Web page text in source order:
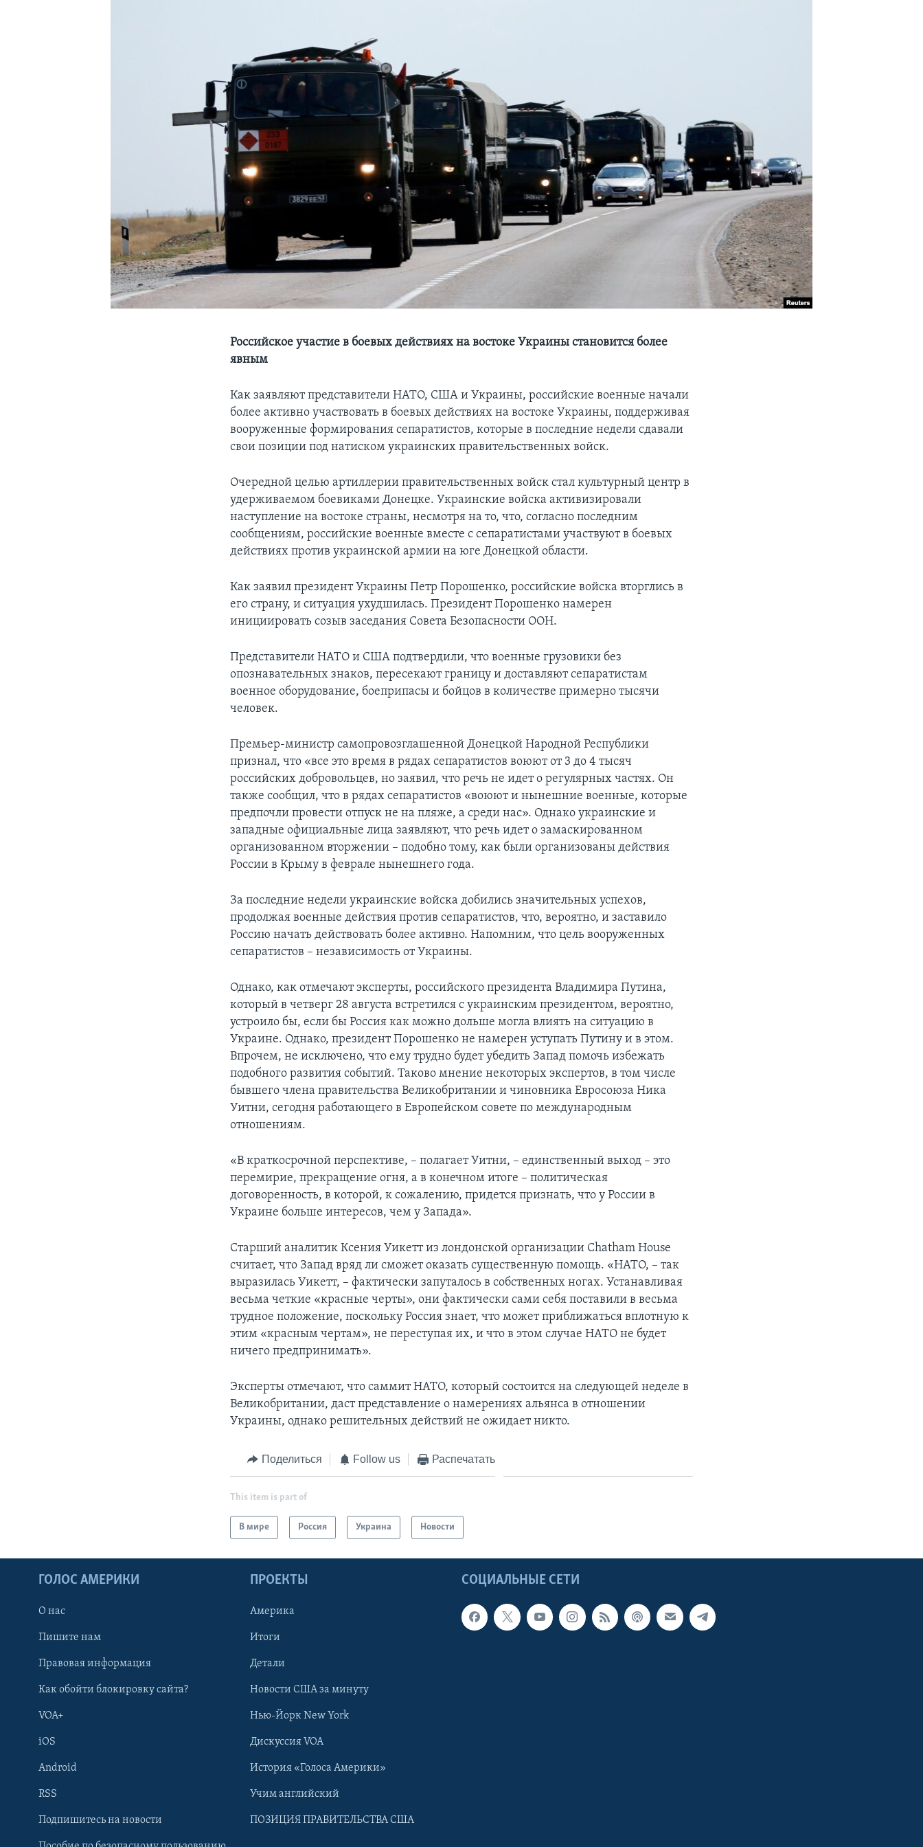
Learning English
Российское участие в боевых действиях на востоке Украины становится более
явным
Как заявляют представители НАТО, США и Украины, российские военные начали
более активно участвовать в боевых действиях на востоке Украины, поддерживая
вооруженные формирования сепаратистов, которые в последние недели сдавали
свои позиции под натиском украинских правительственных войск.
Очередной целью артиллерии правительственных войск стал культурный центр в
удерживаемом боевиками Донецке. Украинские войска активизировали
наступление на востоке страны, несмотря на то, что, согласно последним
сообщениям, российские военные вместе с сепаратистами участвуют в боевых
действиях против украинской армии на юге Донецкой области.
Как заявил президент Украины Петр Порошенко, российские войска вторглись в
его страну, и ситуация ухудшилась. Президент Порошенко намерен
инициировать созыв заседания Совета Безопасности ООН.
Представители НАТО и США подтвердили, что военные грузовики без
опознавательных знаков, пересекают границу и доставляют сепаратистам
военное оборудование, боеприпасы и бойцов в количестве примерно тысячи
человек.
Премьер-министр самопровозглашенной Донецкой Народной Республики
признал, что «все это время в рядах сепаратистов воюют от 3 до 4 тысяч
российских добровольцев, но заявил, что речь не идет о регулярных частях. Он
также сообщил, что в рядах сепаратистов «воюют и нынешние военные, которые
предпочли провести отпуск не на пляже, а среди нас». Однако украинские и
западные официальные лица заявляют, что речь идет о замаскированном
организованном вторжении – подобно тому, как были организованы действия
России в Крыму в феврале нынешнего года.
За последние недели украинские войска добились значительных успехов,
продолжая военные действия против сепаратистов, что, вероятно, и заставило
Россию начать действовать более активно. Напомним, что цель вооруженных
сепаратистов – независимость от Украины.
Однако, как отмечают эксперты, российского президента Владимира Путина,
который в четверг 28 августа встретился с украинским президентом, вероятно,
устроило бы, если бы Россия как можно дольше могла влиять на ситуацию в
Украине. Однако, президент Порошенко не намерен уступать Путину и в этом.
Впрочем, не исключено, что ему трудно будет убедить Запад помочь избежать
подобного развития событий. Таково мнение некоторых экспертов, в том числе
бывшего члена правительства Великобритании и чиновника Евросоюза Ника
Уитни, сегодня работающего в Европейском совете по международным
отношениям.
«В краткосрочной перспективе, – полагает Уитни, – единственный выход – это
перемирие, прекращение огня, а в конечном итоге – политическая
договоренность, в которой, к сожалению, придется признать, что у России в
Украине больше интересов, чем у Запада».
Старший аналитик Ксения Уикетт из лондонской организации Chatham House
считает, что Запад вряд ли сможет оказать существенную помощь. «НАТО, – так
выразилась Уикетт, – фактически запуталось в собственных ногах. Устанавливая
весьма четкие «красные черты», они фактически сами себя поставили в весьма
трудное положение, поскольку Россия знает, что может приближаться вплотную к
этим «красным чертам», не переступая их, и что в этом случае НАТО не будет
ничего предпринимать».
Эксперты отмечают, что саммит НАТО, который состоится на следующей неделе в
Великобритании, даст представление о намерениях альянса в отношении
Украины, однако решительных действий не ожидает никто.
Поделиться Follow us Распечатать
This item is part of
В мире Россия Украина Новости
СОЦИАЛЬНЫЕ СЕТИ
ГОЛОС АМЕРИКИ
О нас
Пишите нам
Правовая информация
Как обойти блокировку сайта?
VOA+
iOS
Android
RSS
Подпишитесь на новости
ПРОЕКТЫ
Америка
Итоги
Детали
Новости США за минуту
Нью-Йорк New York
Дискуссия VOA
История «Голоса Америки»
Учим английский
ПОЗИЦИЯ ПРАВИТЕЛЬСТВА США